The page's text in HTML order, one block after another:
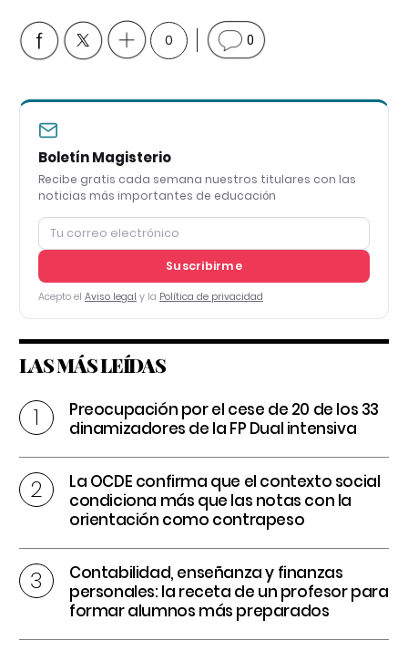
0 0
Boletín Magisterio
Recibe gratis cada semana nuestros titulares con las
noticias más importantes de educación
Suscribirme
Acepto el Aviso legal y la Política de privacidad
LAS MÁS LEÍDAS
Preocupación por el cese de 20 de los 33
dinamizadores de la FP Dual intensiva
La OCDE confirma que el contexto social
condiciona más que las notas con la
orientación como contrapeso
Contabilidad, enseñanza y finanzas
personales: la receta de un profesor para
formar alumnos más preparados